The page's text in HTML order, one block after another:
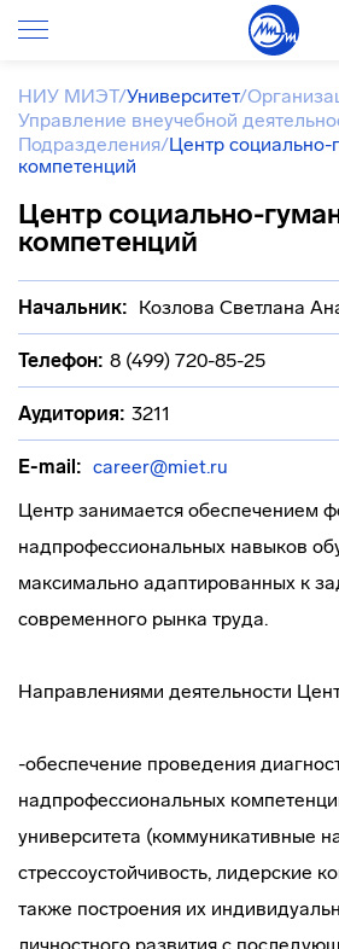
НИУ МИЭТ/Университет/
Управление внеучебной
Подразделения/Центр социально-
компетенций
Центр социально-
компетенций
Начальник: Козлова Светлана
Телефон: 8 (499) 720-85-25
Аудитория: 3211
E-mail: career@miet.ru
Центр занимается обеспечением
надпрофессиональных навыков
максимально адаптированных к
современного рынка труда.
Направлениями деятельности
-обеспечение проведения
надпрофессиональных
университета (коммуникативные
стрессоустойчивость, лидерские
также построения их